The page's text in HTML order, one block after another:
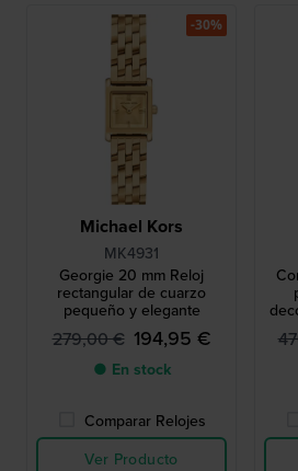
Michael Kors
MK4931
Georgie 20 mm Reloj
rectangular de cuarzo
pequeño y elegante
279,00 € 194,95 €
● En stock
Comparar Relojes
Ver Producto
-30%